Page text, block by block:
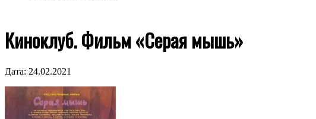
Киноклуб. Фильм «Серая мышь»
Дата: 24.02.2021